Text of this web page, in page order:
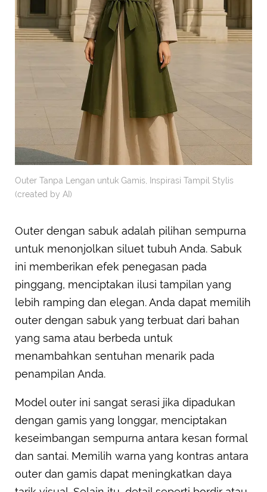
Outer Tanpa Lengan untuk Gamis, Inspirasi Tampil Stylis
(created by AI)
Outer dengan sabuk adalah pilihan sempurna
untuk menonjolkan siluet tubuh Anda. Sabuk
ini memberikan efek penegasan pada
pinggang, menciptakan ilusi tampilan yang
lebih ramping dan elegan. Anda dapat memilih
outer dengan sabuk yang terbuat dari bahan
yang sama atau berbeda untuk
menambahkan sentuhan menarik pada
penampilan Anda.
Model outer ini sangat serasi jika dipadukan
dengan gamis yang longgar, menciptakan
keseimbangan sempurna antara kesan formal
dan santai. Memilih warna yang kontras antara
outer dan gamis dapat meningkatkan daya